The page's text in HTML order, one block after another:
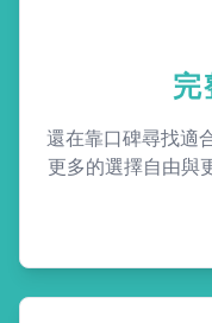
完
還在靠口碑尋找適
更多的選擇自由與